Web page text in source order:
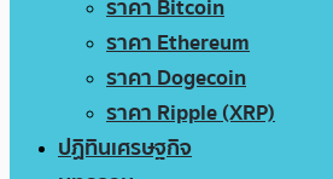
ราคา Bitcoin
ราคา Ethereum
ราคา Dogecoin
ราคา Ripple (XRP)
ปฏิทินเศรษฐกิจ